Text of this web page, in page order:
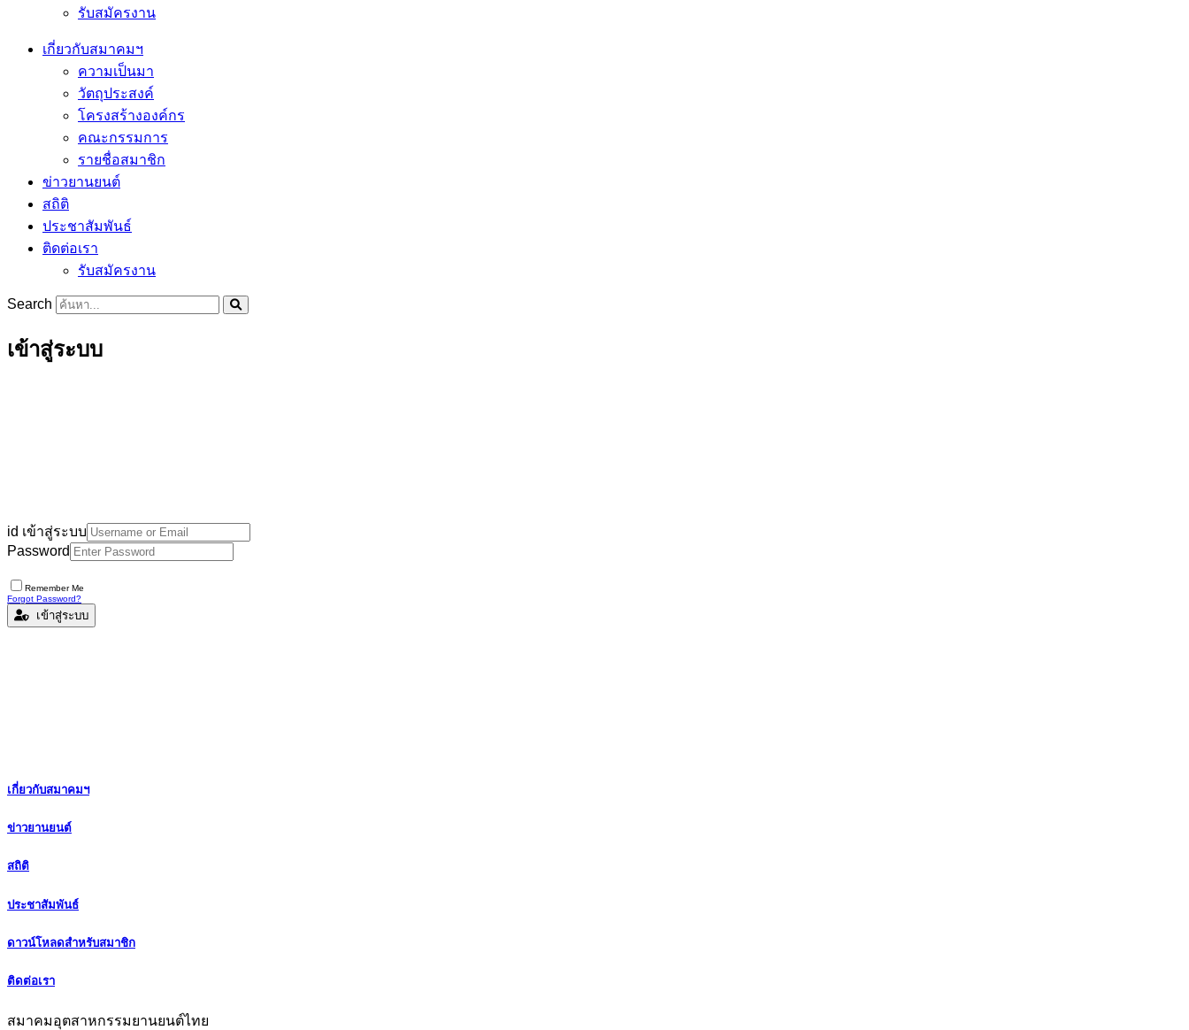
รับสมัครงาน
เกี่ยวกับสมาคมฯ
ความเป็นมา
วัตถุประสงค์
โครงสร้างองค์กร
คณะกรรมการ
รายชื่อสมาชิก
ข่าวยานยนต์
สถิติ
ประชาสัมพันธ์
ติดต่อเรา
รับสมัครงาน
Search
เข้าสู่ระบบ
id เข้าสู่ระบบ
Password
Remember Me
Forgot Password?
เข้าสู่ระบบ
เกี่ยวกับสมาคมฯ
ข่าวยานยนต์
สถิติ
ประชาสัมพันธ์
ดาวน์โหลดสำหรับสมาชิก
ติดต่อเรา
สมาคมอุตสาหกรรมยานยนต์ไทย